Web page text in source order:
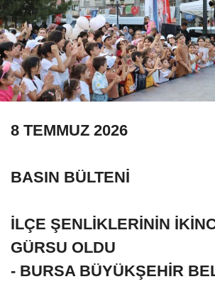
8 TEMMUZ 2026
BASIN BÜLTENİ
İLÇE ŞENLİKLERİNİN
GÜRSU OLDU
- BURSA BÜYÜKŞEHİR